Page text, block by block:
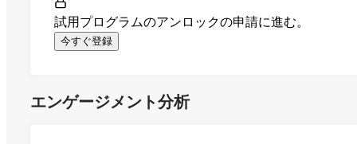
試用プログラムのアンロックの申請に進む。
今すぐ登録
エンゲージメント分析